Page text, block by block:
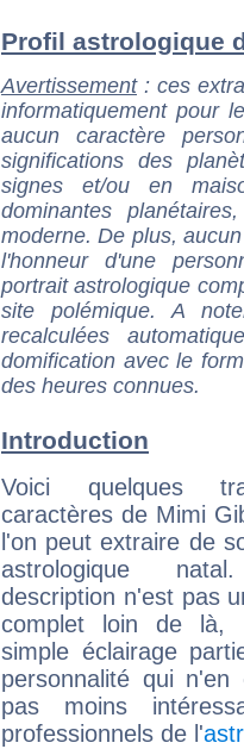
Profil astrologique
Avertissement: ces
informatiquement pour
aucun caractère
significations des
signes et/ou en
dominantes
moderne. De plus,
l'honneur d'une
portrait astrologique
site polémique. A
recalculées
domification avec le
des heures connues.
Introduction
Voici quelques
caractères de Mimi
l'on peut extraire de
astrologique
description n'est pas
complet loin de là,
simple éclairage
personnalité qui n'en
pas moins
professionnels de l'